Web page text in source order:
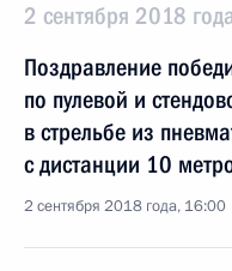
2 сентября 2018
Поздравление
по пулевой и
в стрельбе из
с дистанции 10
2 сентября 2018 года, 16:00